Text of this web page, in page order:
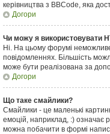
керівництва з BBCode, яка
Догори
Чи можу я використовувати
Ні. На цьому форумі
повідомленнях. Більшість
може бути реалізована за
Догори
Що таке смайлики?
Смайлики - це маленькі
емоцій, наприклад, :) означає
можна побачити в формі